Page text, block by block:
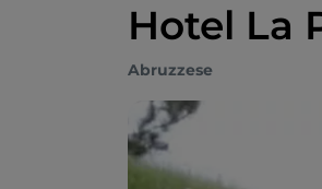
Hotel La
Abruzzese